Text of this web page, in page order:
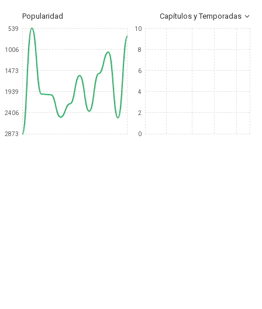
Popularidad Capítulos y Temporadas
539
1006
1473
1939
2406
2873
10
8
6
4
2
0